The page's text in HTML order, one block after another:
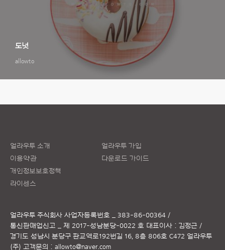
allowto
도넛
얼라우투 소개
이용약관
개인정보보호정책
라이센스
얼라우투 가입
다운로드 가이드
얼라우투 주식회사 사업자등록번호 _ 383-86-00364 /
통신판매업신고 _ 제 2017-성남분당-0022 호 대표이사 : 김정근 /
경기도 성남시 분당구 판교역로192번길 16, 8층 806호 C472 얼라우투
(주) 고객문의 : allowto@naver.com